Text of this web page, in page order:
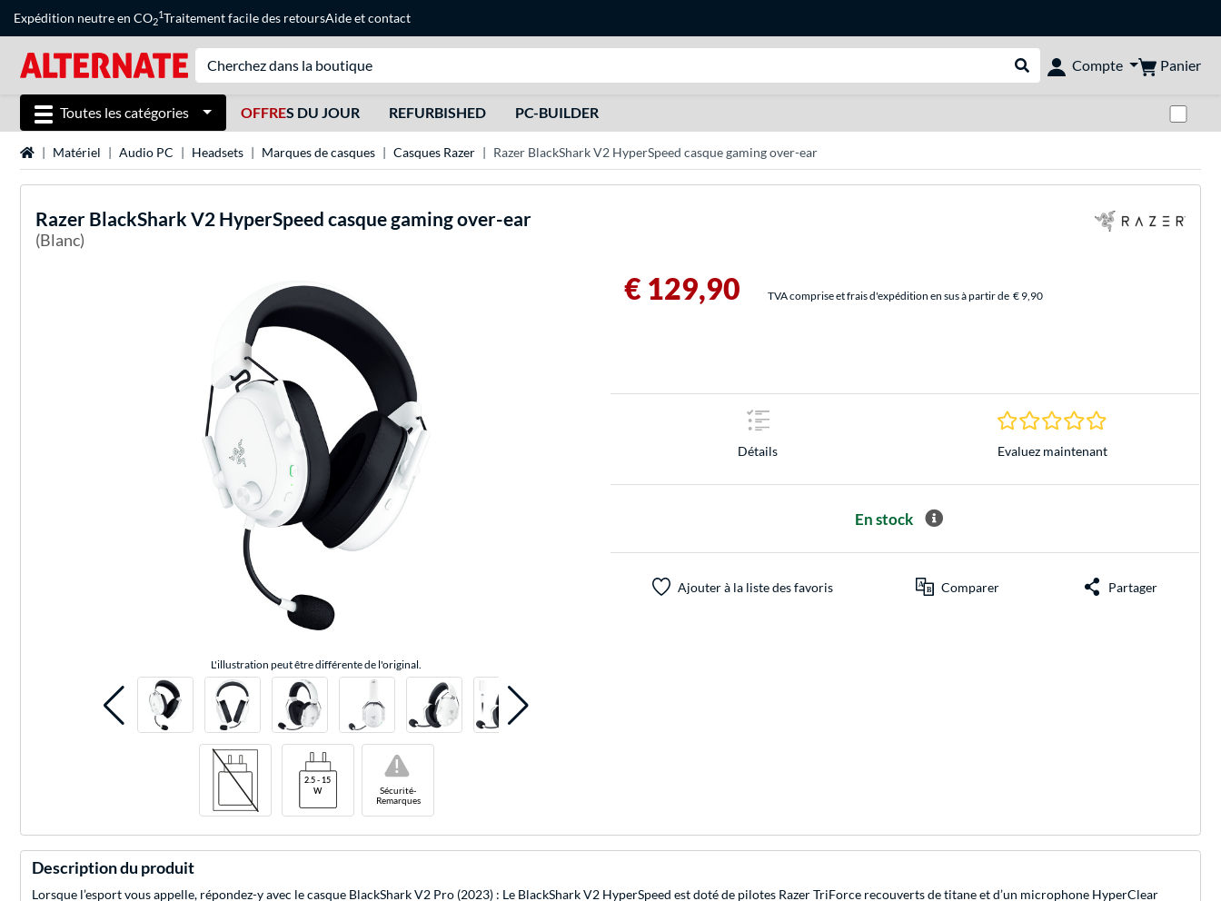
Expédition neutre en CO2
1Traitement facile des retoursAideetcontact
Rechercher dans le shop
Compte Panier
Toutes les catégories OFFRES DU JOUR REFURBISHED PC-BUILDER
Page d'accueil
Matériel Audio PC Headsets Marques de casques Casques Razer Razer BlackShark V2 HyperSpeed casque gaming over-ear
Razer BlackShark V2 HyperSpeed casque gaming over-ear
(Blanc)
L'illustration peut être différente de l'original.
Sécurité-
Remarques
!
€ 129,90 TVA comprise et frais d'expédition en sus à partir de € 9,90
Détails
0.0 Étoiles à 0
Evaluez maintenant
En stock
Ajouter à la liste des favoris Comparer Partager
Description du produit
Lorsque l’esport vous appelle, répondez-y avec le casque BlackShark V2 Pro (2023) : Le BlackShark V2 HyperSpeed est doté de pilotes Razer TriForce recouverts de titane et d’un microphone HyperClear